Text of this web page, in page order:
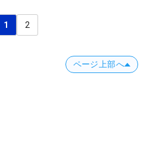
1 2
ページ上部へ